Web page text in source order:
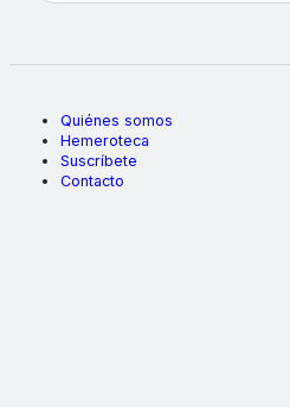
Quiénes somos
Hemeroteca
Suscríbete
Contacto